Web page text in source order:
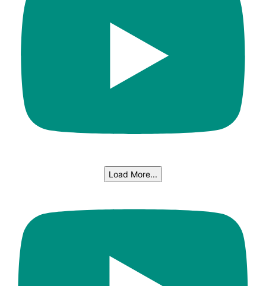
Load More...